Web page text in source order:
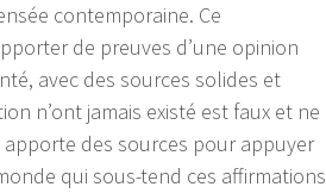
contemporaine. Ce
de preuves d’une opinion
avec des sources solides et
n’ont jamais existé est faux et ne
des sources pour appuyer
qui sous-tend ces affirmations